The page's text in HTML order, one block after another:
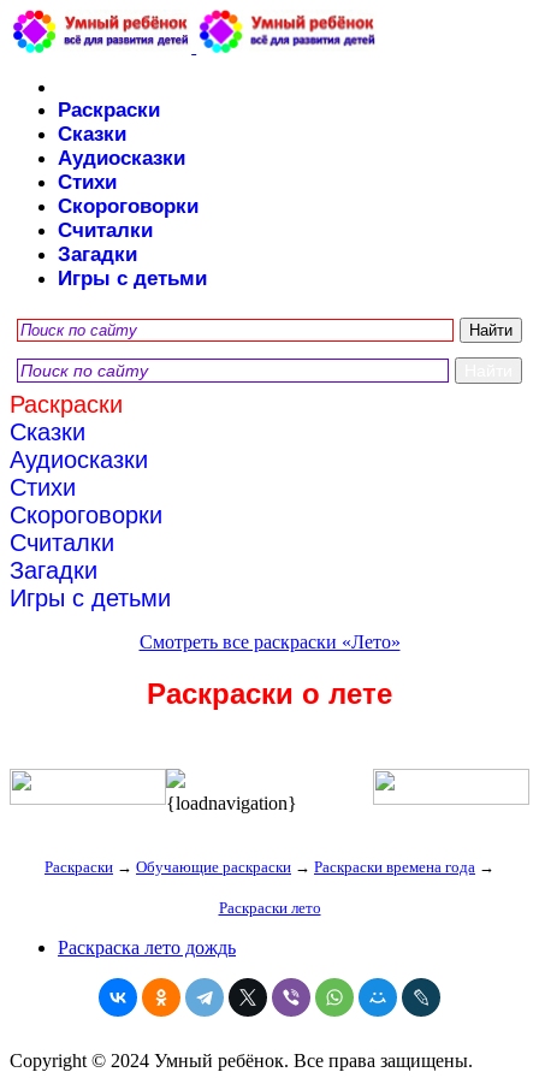
Раскраски
Сказки
Аудиосказки
Стихи
Скороговорки
Считалки
Загадки
Игры с детьми
Раскраски
Сказки
Аудиосказки
Стихи
Скороговорки
Считалки
Загадки
Игры с детьми
Смотреть все раскраски «Лето»
Раскраски о лете
{loadnavigation}
Раскраски → Обучающие раскраски → Раскраски времена года →
Раскраски лето
Раскраска лето дождь
Copyright © 2024 Умный ребёнок. Все права защищены.